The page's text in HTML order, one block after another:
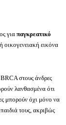
για παγκρεατικό
οικογενειακή εικόνα
στους άνδρες
λανθασμένα ότι
μπορούν όχι μόνο να
τους, ακριβώς